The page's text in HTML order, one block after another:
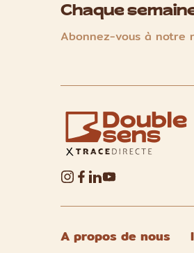
Chaque
Abonnez-vous à notre
A propos de nous